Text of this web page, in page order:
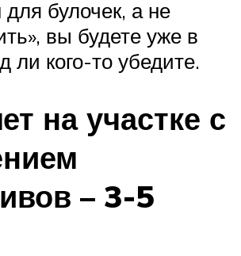
булочек, а не
вы будете уже в
ли кого-то убедите.
на участке с
– 3-5